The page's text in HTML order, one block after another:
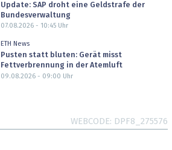
Update: SAP droht eine Geldstrafe der
Bundesverwaltung
07.08.2026 - 10:45Uhr
ETH News
Pusten statt bluten: Gerät misst
Fettverbrennung in der Atemluft
09.08.2026 - 09:00 Uhr
WEBCODE DPF8_275576